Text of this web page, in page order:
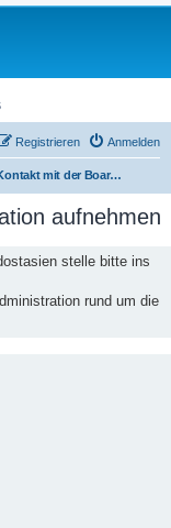
Anmelden
Registrieren
Kontakt mit der Board-Administration aufnehmen
aufnehmen
stelle bitte ins
rund um die